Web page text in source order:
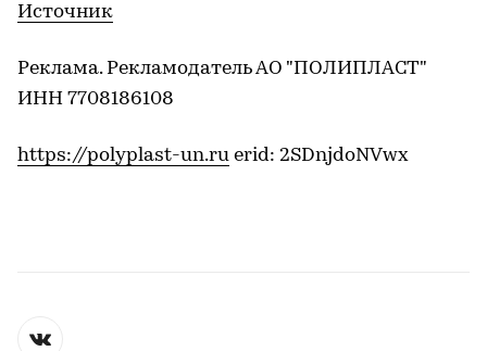
Источник
Реклама. Рекламодатель АО "ПОЛИПЛАСТ"
ИНН 7708186108
https://polyplast-un.ru erid: 2SDnjdoNVwx